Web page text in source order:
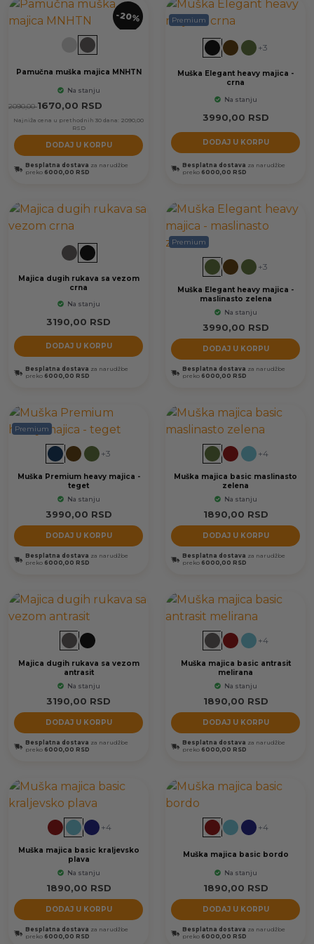
-20%
Pamučna muška majica MNHTN
Na stanju
2090,00 1670,00 RSD
Najniža cena u prethodnih 30 dana: 2090,00
RSD
DODAJ U KORPU
Besplatna dostava za narudžbe
preko 6000,00 RSD
Premium
+3
Muška Elegant heavy majica -
crna
Na stanju
3990,00 RSD
DODAJ U KORPU
Besplatna dostava za narudžbe
preko 6000,00 RSD
Majica dugih rukava sa vezom
crna
Na stanju
3190,00 RSD
DODAJ U KORPU
Besplatna dostava za narudžbe
preko 6000,00 RSD
Premium
+3
Muška Elegant heavy majica -
maslinasto zelena
Na stanju
3990,00 RSD
DODAJ U KORPU
Besplatna dostava za narudžbe
preko 6000,00 RSD
Premium
+3
Muška Premium heavy majica -
teget
Na stanju
3990,00 RSD
DODAJ U KORPU
Besplatna dostava za narudžbe
preko 6000,00 RSD
+4
Muška majica basic maslinasto
zelena
Na stanju
1890,00 RSD
DODAJ U KORPU
Besplatna dostava za narudžbe
preko 6000,00 RSD
Majica dugih rukava sa vezom
antrasit
Na stanju
3190,00 RSD
DODAJ U KORPU
Besplatna dostava za narudžbe
preko 6000,00 RSD
+4
Muška majica basic antrasit
melirana
Na stanju
1890,00 RSD
DODAJ U KORPU
Besplatna dostava za narudžbe
preko 6000,00 RSD
+4
Muška majica basic kraljevsko
plava
Na stanju
1890,00 RSD
DODAJ U KORPU
Besplatna dostava za narudžbe
preko 6000,00 RSD
+4
Muška majica basic bordo
Na stanju
1890,00 RSD
DODAJ U KORPU
Besplatna dostava za narudžbe
preko 6000,00 RSD